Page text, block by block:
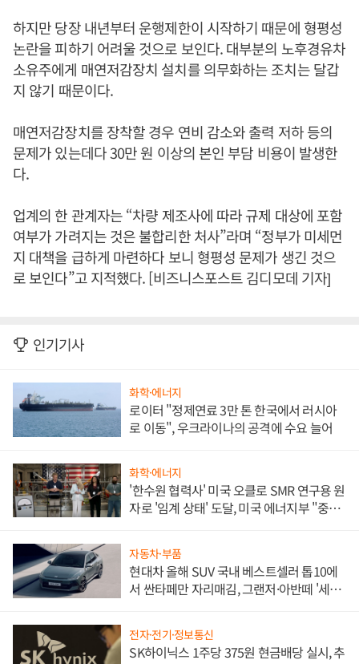
하지만 당장 내년부터 운행제한이 시작하기 때문에 형평성
논란을 피하기 어려울 것으로 보인다. 대부분의 노후경유차
소유주에게 매연저감장치 설치를 의무화하는 조치는 달갑
지 않기 때문이다.
매연저감장치를 장착할 경우 연비 감소와 출력 저하 등의
문제가 있는데다 30만 원 이상의 본인 부담 비용이 발생한
다.
업계의 한 관계자는 “차량 제조사에 따라 규제 대상에 포함
여부가 가려지는 것은 불합리한 처사”라며 “정부가 미세먼
지 대책을 급하게 마련하다 보니 형평성 문제가 생긴 것으
로 보인다”고 지적했다. [비즈니스포스트 김디모데 기자]
인기기사
화학·에너지
로이터 "정제연료 3만 톤 한국에서 러시아
로 이동", 우크라이나의 공격에 수요 늘어
화학·에너지
'한수원 협력사' 미국 오클로 SMR 연구용 원
자로 '임계 상태' 도달, 미국 에너지부 "중요
자동차·부품
현대차 올해 SUV 국내 베스트셀러 톱10에
서 싼타페만 자리매김, 그랜저·아반떼 '세단
전자·전기·정보통신
SK하이닉스 1주당 375원 현금배당 실시, 추